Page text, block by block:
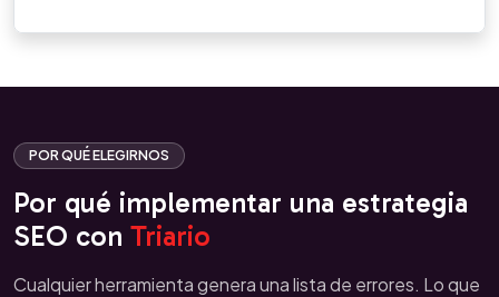
POR QUÉ ELEGIRNOS
Por qué implementar una estrategia
SEO con Triario
Cualquier herramienta genera una lista de errores. Lo que